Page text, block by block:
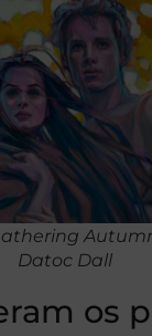
Datoc Dall
os